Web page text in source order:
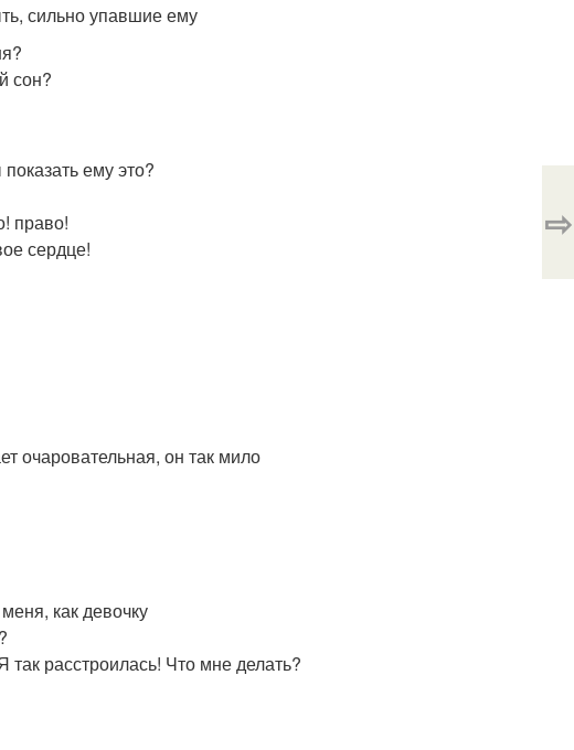
сильно упавшие ему
сон?
ему это?
право!
сердце!
очаровательная, он так мило
как девочку
расстроилась! Что мне делать?
⇨